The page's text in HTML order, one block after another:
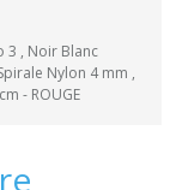
3 , Noir Blanc
Nylon 4 mm ,
- ROUGE